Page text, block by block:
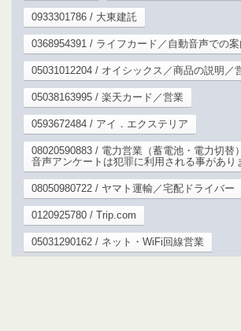
0933301786 / 大東建託
0368954391 / ライフカード／自動音声での案
05031012204 / オイシックス／商品の説明／
05038163995 / 楽天カード／営業
0593672484 / アイ．エクステリア
08020590883 / 電力営業（蓄電池・電力切替
音声アンケートは犯罪に利用される事があり
08050980722 / ヤマト運輸／宅配ドライバー
0120925780 / Trip.com
05031290162 / ネット・WiFi回線営業